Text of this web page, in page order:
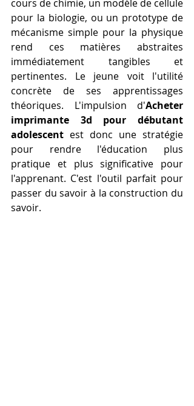
cours de chimie, un modèle de cellule
pour la biologie, ou un prototype de
mécanisme simple pour la physique
rend ces matières abstraites
immédiatement tangibles et
pertinentes. Le jeune voit l'utilité
concrète de ses apprentissages
théoriques. L'impulsion d'Acheter
imprimante 3d pour débutant
adolescent est donc une stratégie
pour rendre l'éducation plus
pratique et plus significative pour
l'apprenant. C'est l'outil parfait pour
passer du savoir à la construction du
savoir.